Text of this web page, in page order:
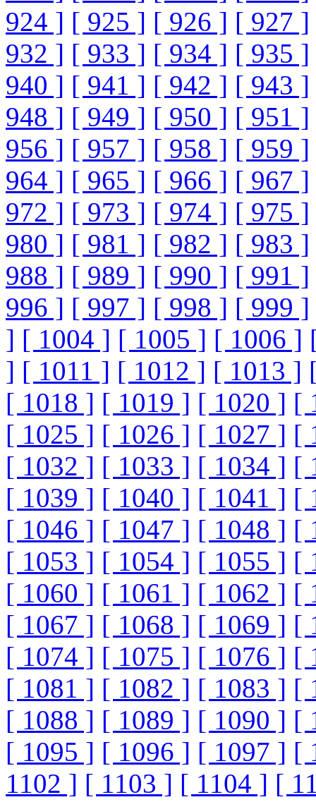
924 ] [ 925 ] [ 926 ] [ 927 ]
932 ] [ 933 ] [ 934 ] [ 935 ]
940 ] [ 941 ] [ 942 ] [ 943 ]
948 ] [ 949 ] [ 950 ] [ 951 ]
956 ] [ 957 ] [ 958 ] [ 959 ]
964 ] [ 965 ] [ 966 ] [ 967 ]
972 ] [ 973 ] [ 974 ] [ 975 ]
980 ] [ 981 ] [ 982 ] [ 983 ]
988 ] [ 989 ] [ 990 ] [ 991 ]
996 ] [ 997 ] [ 998 ] [ 999 ]
] [ 1004 ] [ 1005 ] [ 1006 ]
] [ 1011 ] [ 1012 ] [ 1013 ]
[ 1018 ] [ 1019 ] [ 1020 ] [
[ 1025 ] [ 1026 ] [ 1027 ] [
[ 1032 ] [ 1033 ] [ 1034 ] [
[ 1039 ] [ 1040 ] [ 1041 ] [
[ 1046 ] [ 1047 ] [ 1048 ] [
[ 1053 ] [ 1054 ] [ 1055 ] [
[ 1060 ] [ 1061 ] [ 1062 ] [
[ 1067 ] [ 1068 ] [ 1069 ] [
[ 1074 ] [ 1075 ] [ 1076 ] [
[ 1081 ] [ 1082 ] [ 1083 ] [
[ 1088 ] [ 1089 ] [ 1090 ] [
[ 1095 ] [ 1096 ] [ 1097 ] [
1102 ] [ 1103 ] [ 1104 ] [